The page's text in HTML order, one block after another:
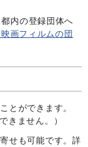
内の登録団体へ
映画フィルムの団
とができます。
きません。）
せも可能です。詳